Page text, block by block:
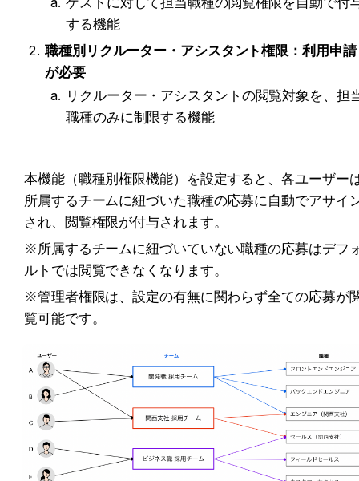
する機能
職種別リクルーター・アシスタント権限：利用申請
が必要
リクルーター・アシスタントの閲覧対象を、担
職種のみに制限する機能
本機能（職種別権限機能）を設定すると、各ユーザー
所属するチームに紐づいた職種の応募に自動でアサイ
され、閲覧権限が付与されます。
※所属するチームに紐づいていない職種の応募はデフ
ルトでは閲覧できなくなります。
※管理者権限は、設定の有無に関わらず全ての応募が
覧可能です。